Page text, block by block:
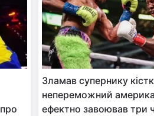
Зламав супернику
непереможний
ефектно завоював три